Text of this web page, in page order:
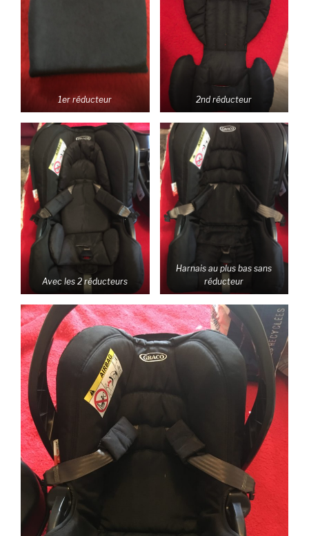
1er réducteur 2nd réducteur
Avec les 2 réducteurs
Harnais au plus bas sans
réducteur